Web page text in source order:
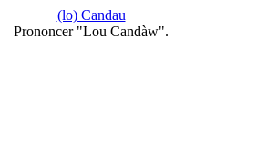
(lo) Candau
Prononcer "Lou Candàw".